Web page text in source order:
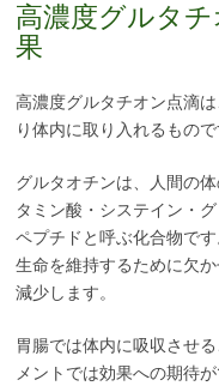
高濃度グルタ
果
高濃度グルタチオン点滴
り体内に取り入れるもので
グルタオチンは、人間の
タミン酸・システイン・
ペプチドと呼ぶ化合物で
生命を維持するために欠
減少します。
胃腸では体内に吸収させ
メントでは効果への期待